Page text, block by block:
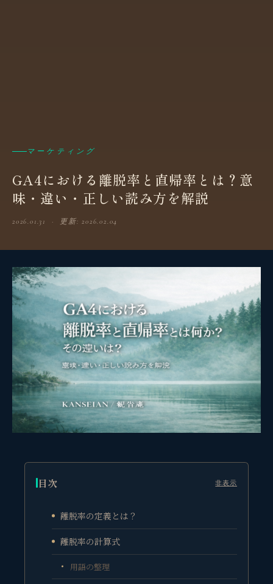
マーケティング
GA4における離脱率と直帰率とは？意
味・違い・正しい読み方を解説
2026.01.31 · 更新: 2026.02.04
目次 非表示
離脱率の定義とは？
離脱率の計算式
用語の整理